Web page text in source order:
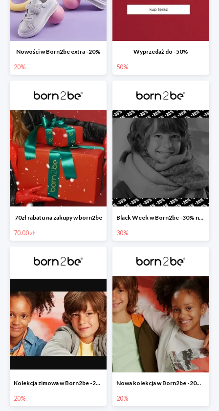
Nowości w Born2be extra -20%
20%
Wyprzedaż do -50%
50%
70zł rabatu na zakupy w born2be
70.00 zł
Black Week w Born2be -30% na wszystko
30%
Kolekcja zimowa w Born2be -20%
20%
Nowa kolekcja w Born2be -20% na cały asortyment
20%